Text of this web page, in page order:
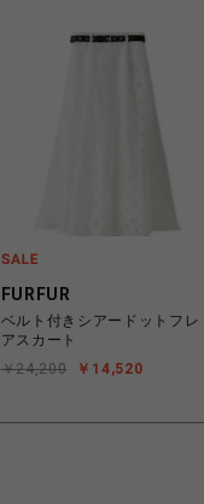
FURFUR
ベルト付きシアードットフレ
アスカート
￥14,520
￥24,200